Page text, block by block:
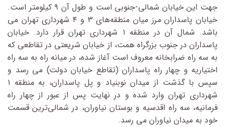
جهت این خیابان شمالی-جنوبی است و طول آن ۹ کیلومتر است.
خیابان پاسداران مرز میان منطقه‌های ۳ و ۴ شهرداری تهران می
باشد. شمال آن در منطقه ۱ شهرداری تهران قرار دارد. خیابان
پاسداران در جنوب بزرگراه همت، از خیابان شریعتی در تقاطعی که
به سه راه ضرابخانه معروف است آغاز شده، در میانه راه به سه راه
اختیاریه و چهار راه پاسداران (تقاطع خیابان دولت) می رسد و
سپس با گذشت از میدان نوبنیاد و پل پاسداران، به منطقه ۱
شهرداری تهران وارد شده و در نهایت پس از عبور از چهار راه
فرمانیه، سه راه اقدسیه و بوستان نیاوران، در شمالی‌ترین قسمت
خود به میدان نیاوران می رسد.